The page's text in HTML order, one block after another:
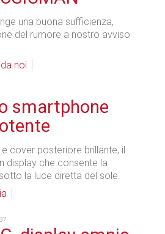
una buona sufficienza,
del rumore a nostro avviso
noi
smartphone
cover posteriore brillante, il
display che consente la
la luce diretta del sole.